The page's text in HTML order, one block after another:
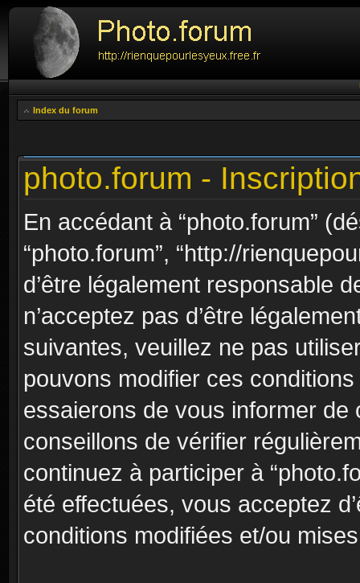
Index du forum
photo.forum -
En accédant à “photo.forum”
“photo.forum”, “http://
d’être légalement responsable
n’acceptez pas d’être
suivantes, veuillez ne pas
pouvons modifier ces
essaierons de vous informer
conseillons de vérifier
continuez à participer à
été effectuées, vous acceptez
conditions modifiées et/ou